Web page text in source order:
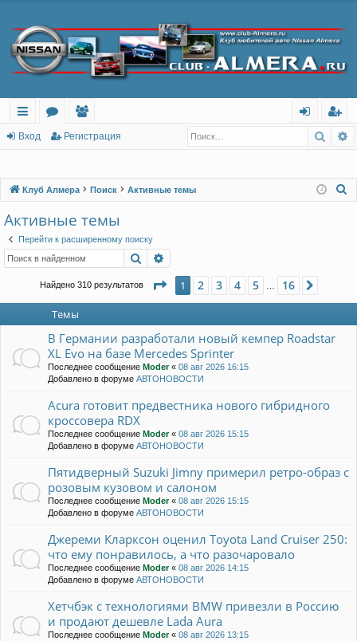
с
лк
о
м
ол
ов
ел
и
ег
тр
Вход Регистрация
Клуб Алмера Поиск Активные темы
Активные темы
Перейти к расширенному поиску
Поиск
Найдено 310 результатов Страница из 16
1 2 3 4 5 16
Темы
В Германии разработали новый кемпер Roadstar
XL Evo на базе Mercedes Sprinter
Последнее сообщение Moder« 08 авг 2026 16:15
Добавлено в форуме АВТОНОВОСТИ
Acura готовит предвестника нового гибридного
кроссовера RDX
Последнее сообщение Moder« 08 авг 2026 15:15
Добавлено в форуме АВТОНОВОСТИ
Пятидверный Suzuki Jimny примерил ретро-образ с
розовым кузовом и салоном
Последнее сообщение Moder« 08 авг 2026 15:15
Добавлено в форуме АВТОНОВОСТИ
Джереми Кларксон оценил Toyota Land Cruiser 250:
что ему понравилось, а что разочаровало
Последнее сообщение Moder« 08 авг 2026 14:15
Добавлено в форуме АВТОНОВОСТИ
Хетчбэк с технологиями BMW привезли в Россию
и продают дешевле Lada Aura
Последнее сообщение Moder« 08 авг 2026 13:15